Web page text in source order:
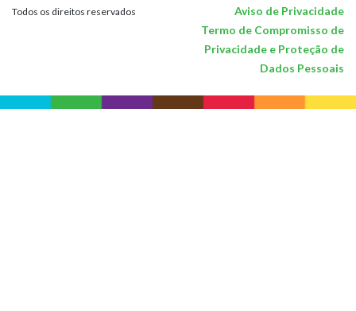
Todos os direitos reservados
Aviso de Privacidade
Termo de Compromisso de
Privacidade e Proteção de
Dados Pessoais